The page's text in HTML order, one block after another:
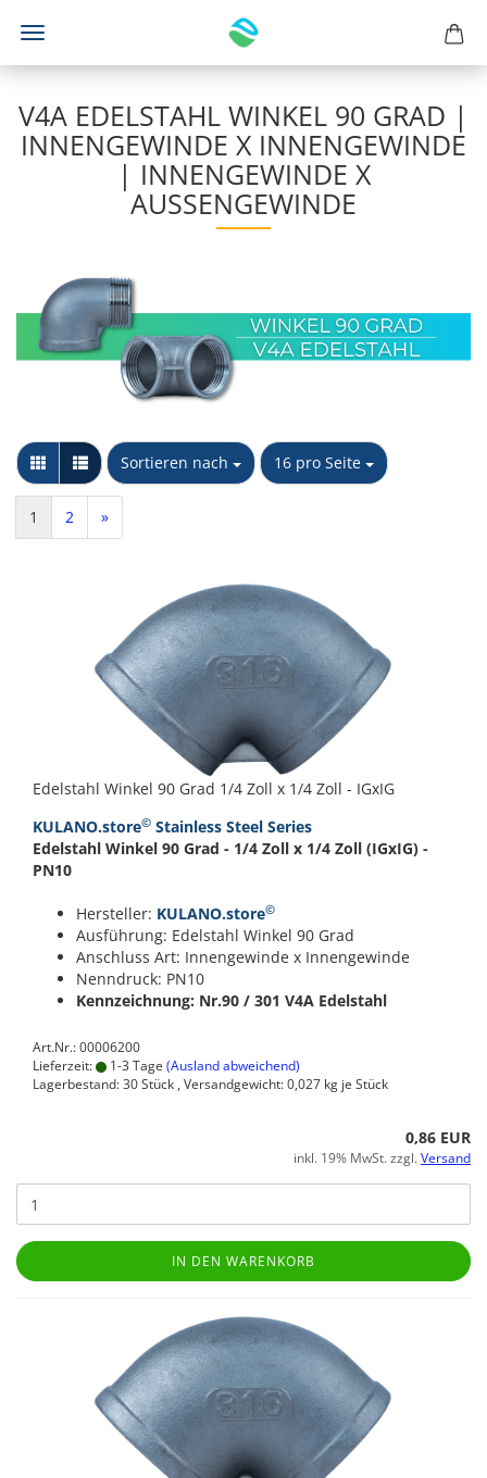
V4A EDELSTAHL WINKEL 90 GRAD |
INNENGEWINDE X INNENGEWINDE
| INNENGEWINDE X
AUSSENGEWINDE
Sortieren nach
Sortieren nach 16 pro Seite
pro Seite
1 2 »
Edelstahl Winkel 90 Grad 1/4 Zoll x 1/4 Zoll - IGxIG
KULANO.store© Stainless Steel Series
Edelstahl Winkel 90 Grad - 1/4 Zoll x 1/4 Zoll (IGxIG) -
PN10
Hersteller: KULANO.store©
Ausführung: Edelstahl Winkel 90 Grad
Anschluss Art: Innengewinde x Innengewinde
Nenndruck: PN10
Kennzeichnung: Nr.90 / 301 V4A Edelstahl
Art.Nr.: 00006200
Lieferzeit:
1-3 Tage (Ausland abweichend)
Lagerbestand: 30 Stück , Versandgewicht:0,027 kg je Stück
0,86 EUR
inkl. 19% MwSt. zzgl.Versand
IN DEN WARENKORB